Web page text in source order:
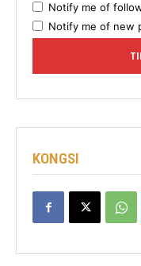
Notify me of
Notify me of new
KONGSI